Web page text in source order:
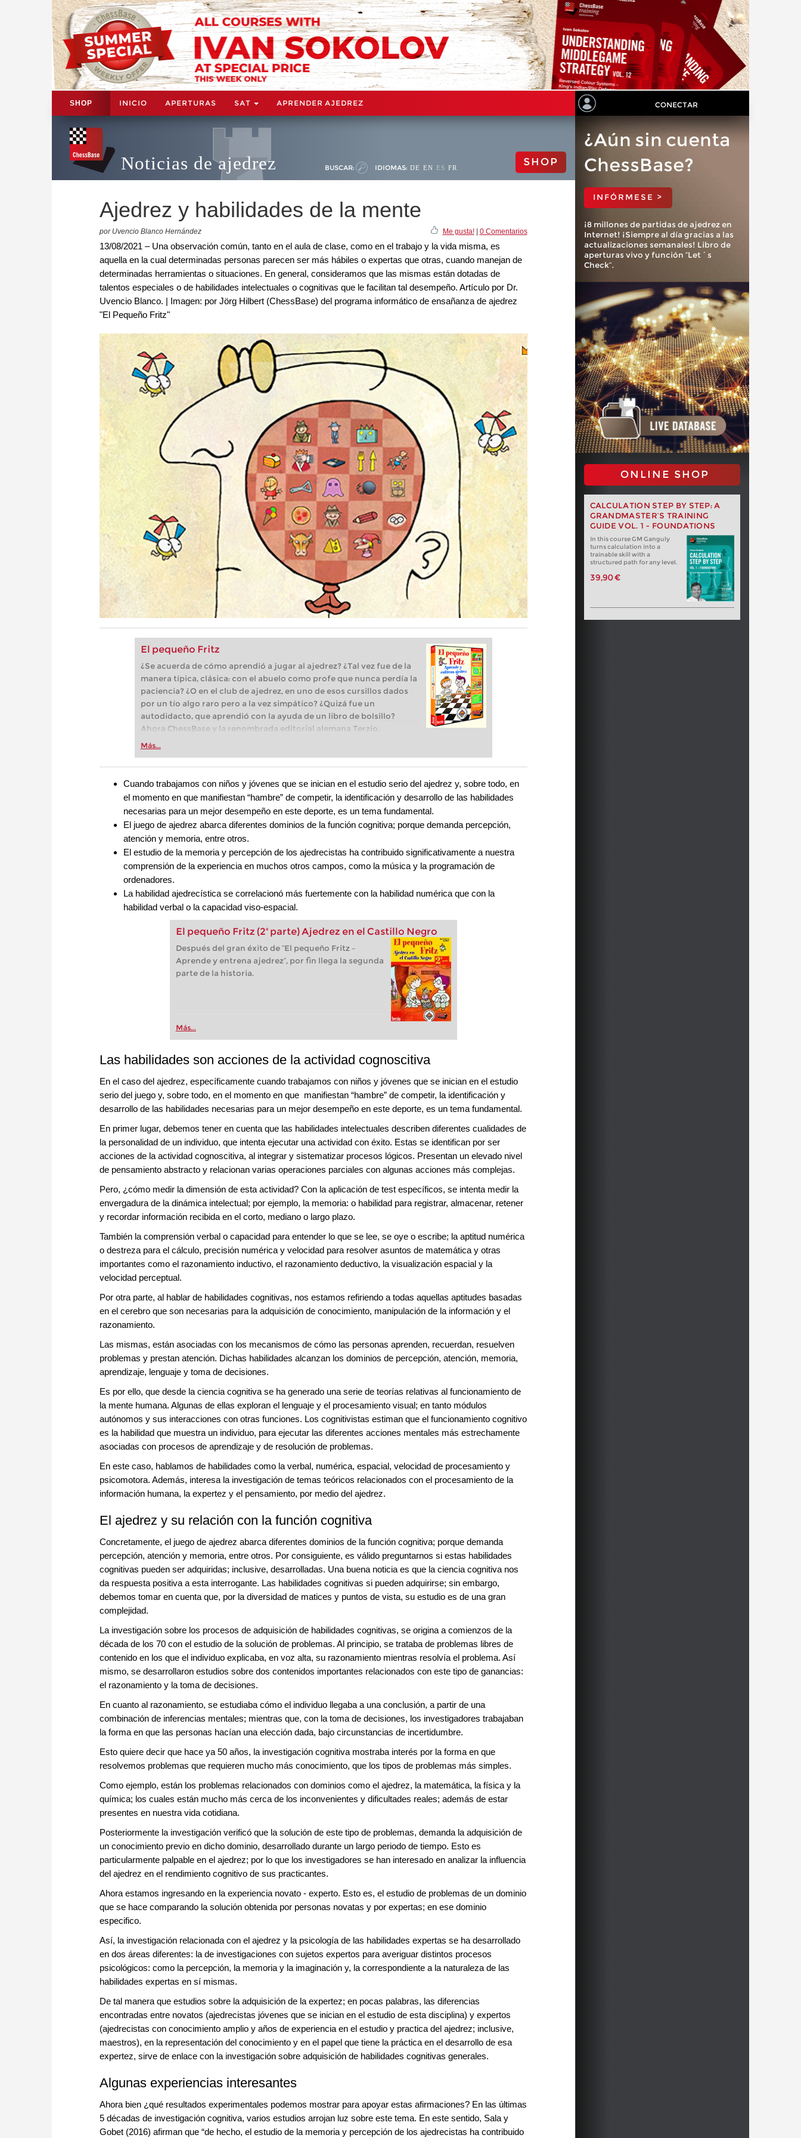
SHOP INICIO APERTURAS SAT APRENDER AJEDREZ CONECTAR
Noticias de ajedrez BUSCAR: IDIOMAS: DE EN ES FR SHOP
Ajedrez y habilidades de la mente
por Uvencio Blanco Hernández Me gusta!| 0 Comentarios
13/08/2021 – Una observación común, tanto en el aula de clase, como en el trabajo y la vida misma, es
aquella en la cual determinadas personas parecen ser más hábiles o expertas que otras, cuando manejan de
determinadas herramientas o situaciones. En general, consideramos que las mismas están dotadas de
talentos especiales o de habilidades intelectuales o cognitivas que le facilitan tal desempeño. Artículo por Dr.
Uvencio Blanco. | Imagen: por Jörg Hilbert (ChessBase) del programa informático de ensañanza de ajedrez
"El Pequeño Fritz"
El pequeño Fritz
¿Se acuerda de cómo aprendió a jugar al ajedrez? ¿Tal vez fue de la
manera típica, clásica: con el abuelo como profe que nunca perdía la
paciencia? ¿O en el club de ajedrez, en uno de esos cursillos dados
por un tío algo raro pero a la vez simpático? ¿Quizá fue un
autodidacto, que aprendió con la ayuda de un libro de bolsillo?
Ahora ChessBase y la renombrada editorial alemana Terzio,
especializada en software para niños, acaban de publicar un
ajedrez.
Más...
¿Aún sin cuenta
ChessBase?
INFÓRMESE >
¡8 millones de partidas de ajedrez en
Internet! ¡Siempre al día gracias a las
actualizaciones semanales! Libro de
aperturas vivo y función “Let´s
Check”.
ONLINE SHOP
CALCULATION STEP BY STEP: A
GRANDMASTER’S TRAINING
GUIDE VOL. 1 - FOUNDATIONS
In this course GM Ganguly
turns calculation into a
trainable skill with a
structured path for any level.
39,90 €
Cuando trabajamos con niños y jóvenes que se inician en el estudio serio del ajedrez y, sobre todo, en
el momento en que manifiestan “hambre” de competir, la identificación y desarrollo de las habilidades
necesarias para un mejor desempeño en este deporte, es un tema fundamental.
El juego de ajedrez abarca diferentes dominios de la función cognitiva; porque demanda percepción,
atención y memoria, entre otros.
El estudio de la memoria y percepción de los ajedrecistas ha contribuido significativamente a nuestra
comprensión de la experiencia en muchos otros campos, como la música y la programación de
ordenadores.
La habilidad ajedrecística se correlacionó más fuertemente con la habilidad numérica que con la
habilidad verbal o la capacidad viso-espacial.
El pequeño Fritz (2ª parte) Ajedrez en el Castillo Negro
Después del gran éxito de “El pequeño Fritz –
Aprende y entrena ajedrez“, por fin llega la segunda
parte de la historia.
Más...
Las habilidades son acciones de la actividad cognoscitiva
En el caso del ajedrez, específicamente cuando trabajamos con niños y jóvenes que se inician en el estudio
serio del juego y, sobre todo, en el momento en que manifiestan “hambre” de competir, la identificación y
desarrollo de las habilidades necesarias para un mejor desempeño en este deporte, es un tema fundamental.
En primer lugar, debemos tener en cuenta que las habilidades intelectuales describen diferentes cualidades de
la personalidad de un individuo, que intenta ejecutar una actividad con éxito. Estas se identifican por ser
acciones de la actividad cognoscitiva, al integrar y sistematizar procesos lógicos. Presentan un elevado nivel
de pensamiento abstracto y relacionan varias operaciones parciales con algunas acciones más complejas.
Pero, ¿cómo medir la dimensión de esta actividad? Con la aplicación de test específicos, se intenta medir la
envergadura de la dinámica intelectual; por ejemplo, la memoria: o habilidad para registrar, almacenar, retener
y recordar información recibida en el corto, mediano o largo plazo.
También la comprensión verbal o capacidad para entender lo que se lee, se oye o escribe; la aptitud numérica
o destreza para el cálculo, precisión numérica y velocidad para resolver asuntos de matemática y otras
importantes como el razonamiento inductivo, el razonamiento deductivo, la visualización espacial y la
velocidad perceptual.
Por otra parte, al hablar de habilidades cognitivas, nos estamos refiriendo a todas aquellas aptitudes basadas
en el cerebro que son necesarias para la adquisición de conocimiento, manipulación de la información y el
razonamiento.
Las mismas, están asociadas con los mecanismos de cómo las personas aprenden, recuerdan, resuelven
problemas y prestan atención. Dichas habilidades alcanzan los dominios de percepción, atención, memoria,
aprendizaje, lenguaje y toma de decisiones.
Es por ello, que desde la ciencia cognitiva se ha generado una serie de teorías relativas al funcionamiento de
la mente humana. Algunas de ellas exploran el lenguaje y el procesamiento visual; en tanto módulos
autónomos y sus interacciones con otras funciones. Los cognitivistas estiman que el funcionamiento cognitivo
es la habilidad que muestra un individuo, para ejecutar las diferentes acciones mentales más estrechamente
asociadas con procesos de aprendizaje y de resolución de problemas.
En este caso, hablamos de habilidades como la verbal, numérica, espacial, velocidad de procesamiento y
psicomotora. Además, interesa la investigación de temas teóricos relacionados con el procesamiento de la
información humana, la expertez y el pensamiento, por medio del ajedrez.
El ajedrez y su relación con la función cognitiva
Concretamente, el juego de ajedrez abarca diferentes dominios de la función cognitiva; porque demanda
percepción, atención y memoria, entre otros. Por consiguiente, es válido preguntarnos si estas habilidades
cognitivas pueden ser adquiridas; inclusive, desarrolladas. Una buena noticia es que la ciencia cognitiva nos
da respuesta positiva a esta interrogante. Las habilidades cognitivas si pueden adquirirse; sin embargo,
debemos tomar en cuenta que, por la diversidad de matices y puntos de vista, su estudio es de una gran
complejidad.
La investigación sobre los procesos de adquisición de habilidades cognitivas, se origina a comienzos de la
década de los 70 con el estudio de la solución de problemas. Al principio, se trataba de problemas libres de
contenido en los que el individuo explicaba, en voz alta, su razonamiento mientras resolvía el problema. Así
mismo, se desarrollaron estudios sobre dos contenidos importantes relacionados con este tipo de ganancias:
el razonamiento y la toma de decisiones.
En cuanto al razonamiento, se estudiaba cómo el individuo llegaba a una conclusión, a partir de una
combinación de inferencias mentales; mientras que, con la toma de decisiones, los investigadores trabajaban
la forma en que las personas hacían una elección dada, bajo circunstancias de incertidumbre.
Esto quiere decir que hace ya 50 años, la investigación cognitiva mostraba interés por la forma en que
resolvemos problemas que requieren mucho más conocimiento, que los tipos de problemas más simples.
Como ejemplo, están los problemas relacionados con dominios como el ajedrez, la matemática, la física y la
química; los cuales están mucho más cerca de los inconvenientes y dificultades reales; además de estar
presentes en nuestra vida cotidiana.
Posteriormente la investigación verificó que la solución de este tipo de problemas, demanda la adquisición de
un conocimiento previo en dicho dominio, desarrollado durante un largo periodo de tiempo. Esto es
particularmente palpable en el ajedrez; por lo que los investigadores se han interesado en analizar la influencia
del ajedrez en el rendimiento cognitivo de sus practicantes.
Ahora estamos ingresando en la experiencia novato - experto. Esto es, el estudio de problemas de un dominio
que se hace comparando la solución obtenida por personas novatas y por expertas; en ese dominio
especifico.
Así, la investigación relacionada con el ajedrez y la psicología de las habilidades expertas se ha desarrollado
en dos áreas diferentes: la de investigaciones con sujetos expertos para averiguar distintos procesos
psicológicos: como la percepción, la memoria y la imaginación y, la correspondiente a la naturaleza de las
habilidades expertas en sí mismas.
De tal manera que estudios sobre la adquisición de la expertez; en pocas palabras, las diferencias
encontradas entre novatos (ajedrecistas jóvenes que se inician en el estudio de esta disciplina) y expertos
(ajedrecistas con conocimiento amplio y años de experiencia en el estudio y practica del ajedrez; inclusive,
maestros), en la representación del conocimiento y en el papel que tiene la práctica en el desarrollo de esa
expertez, sirve de enlace con la investigación sobre adquisición de habilidades cognitivas generales.
Algunas experiencias interesantes
Ahora bien ¿qué resultados experimentales podemos mostrar para apoyar estas afirmaciones? En las últimas
5 décadas de investigación cognitiva, varios estudios arrojan luz sobre este tema. En este sentido, Sala y
Gobet (2016) afirman que “de hecho, el estudio de la memoria y percepción de los ajedrecistas ha contribuido